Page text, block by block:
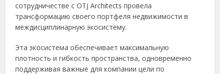
сотрудничестве с OTJ Architects провела
трансформацию своего портфеля недвижимости в
междисциплинарную экосистему.
Эта экосистема обеспечивает максимальную
плотность и гибкость пространства, одновременно
поддерживая важные для компании цели по